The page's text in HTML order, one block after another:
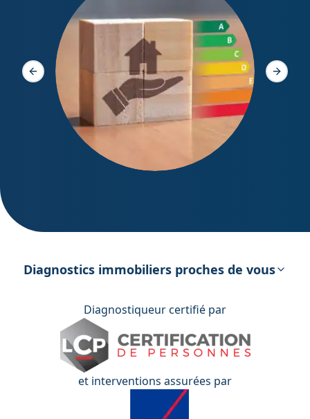
énergétique
Slide précédente Slide
Diagnostics immobiliers proches de vous
Diagnostiqueur certifié par
et interventions assurées par